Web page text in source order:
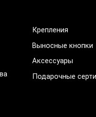
Крепления
Выносные кнопки
Аксессуары
Подарочные